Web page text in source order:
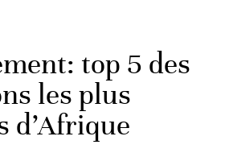
top 5 des
les plus
d’Afrique